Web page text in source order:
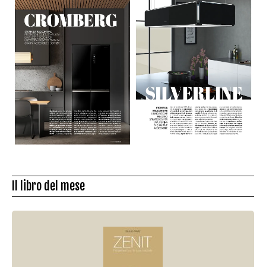
Il libro del mese